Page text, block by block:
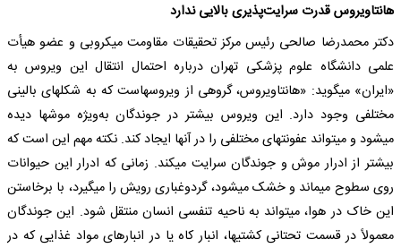
هانتاویروس قدرت سرایت‌پذیری بالایی ندارد
دکتر محمدرضا صالحی رئیس مرکز تحقیقات مقاومت میکروبی و عضو هیأت
علمی دانشگاه علوم پزشکی تهران درباره احتمال انتقال این ویروس به
«ایران» می‎گوید: «هانتاویروس، گروهی از ویروس‎هاست که به شکل‎های بالینی
مختلفی وجود دارد. این ویروس بیشتر در جوندگان به‌ویژه موش‎ها دیده
می‎شود و می‎تواند عفونت‎های مختلفی را در آنها ایجاد کند. نکته مهم این است که
بیشتر از ادرار موش و جوندگان سرایت می‎کند. زمانی که ادرار این حیوانات
روی سطوح می‎ماند و خشک می‎شود، گردوغباری رویش را می‎گیرد، با برخاستن
این خاک در هوا، می‎تواند به ناحیه تنفسی انسان منتقل شود. این جوندگان
معمولاً در قسمت تحتانی کشتی‎ها، انبار کاه یا در انبارهای مواد غذایی که در